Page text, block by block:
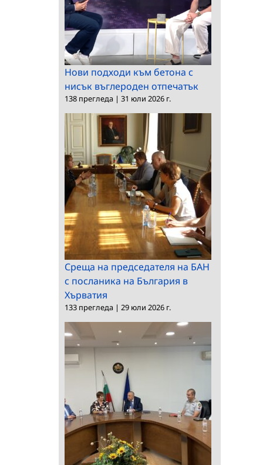
Нови подходи към бетона с
нисък въглероден отпечатък
138 прегледа | 31 юли 2026 г.
Среща на председателя на БАН
с посланика на България в
Хърватия
133 прегледа | 29 юли 2026 г.